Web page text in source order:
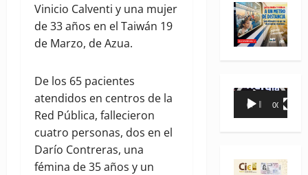
Vinicio Calventi y una mujer
de 33 años en el Taiwán 19
de Marzo, de Azua.
De los 65 pacientes
atendidos en centros de la
Red Pública, fallecieron
cuatro personas, dos en el
Darío Contreras, una
fémina de 35 años y un
Reproductor
00:00 00:35